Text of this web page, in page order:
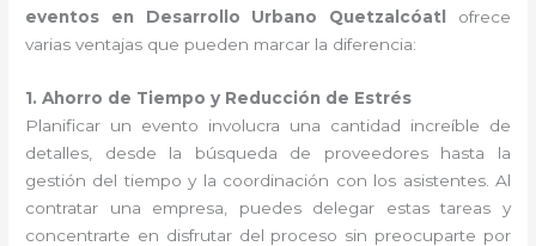
eventos en Desarrollo Urbano Quetzalcóatl
ofrece
varias ventajas que pueden marcar la diferencia:
1. Ahorro de Tiempo y Reducción de Estrés
Planificar un evento involucra una cantidad increíble de
detalles, desde la búsqueda de proveedores hasta la
gestión del tiempo y la coordinación con los asistentes. Al
contratar una empresa, puedes delegar estas tareas y
concentrarte en disfrutar del proceso sin preocuparte por